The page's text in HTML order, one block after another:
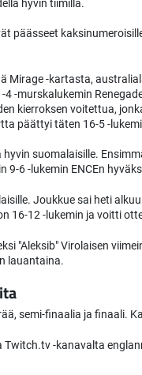
hyvin tiimillä.
päässeet
Mirage -kartasta,
-murskalukemin
kierroksen voitettua,
päättyi täten 16-5 -
suomalaisille.
6 -lukemin ENCEn
Joukkue sai heti
16-12 -lukemin ja voitti
"Aleksib" Virolaisen
lauantaina.
semi-finaalia ja finaali.
-kanavalta